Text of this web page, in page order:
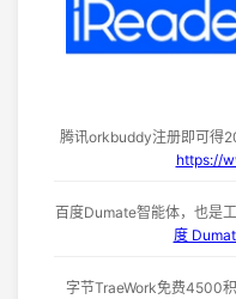
腾讯orkbuddy注册即可得
https://
百度Dumate智能体，也是
度
字节TraeWork免费4500